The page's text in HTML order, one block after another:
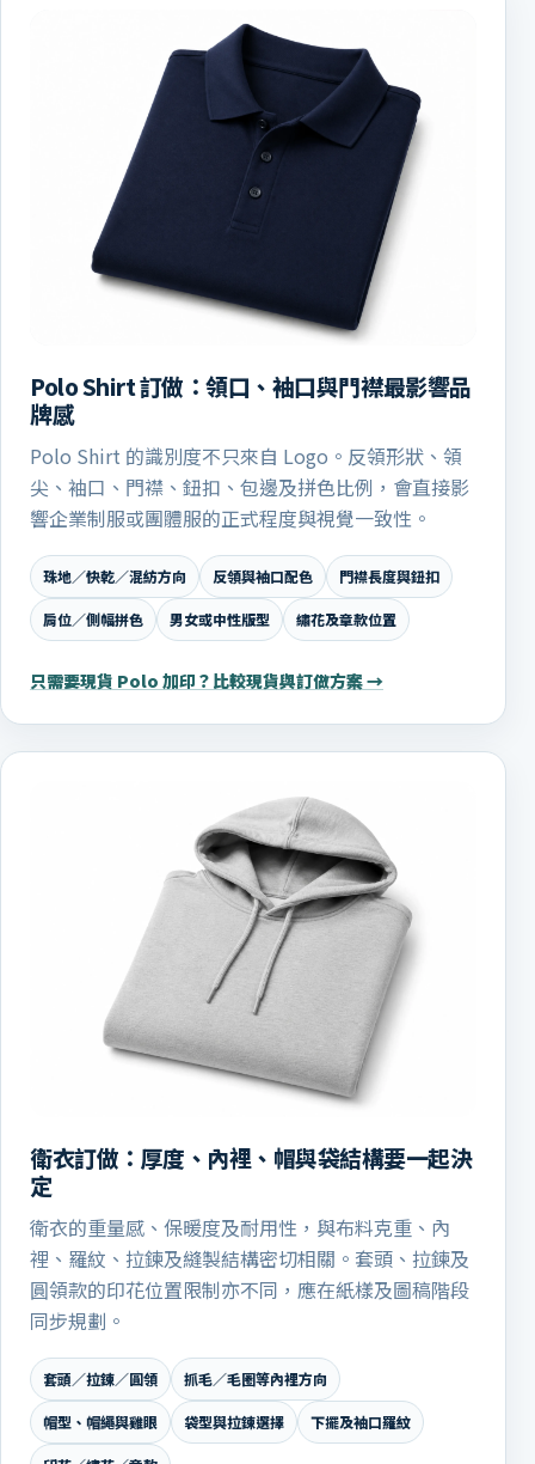
Polo Shirt 訂做：領口、袖口與門襟最影響品
牌感
Polo Shirt 的識別度不只來自 Logo。反領形狀、領
尖、袖口、門襟、鈕扣、包邊及拼色比例，會直接影
響企業制服或團體服的正式程度與視覺一致性。
珠地／快乾／混紡方向 反領與袖口配色 門襟長度與鈕扣
肩位／側幅拼色 男女或中性版型 繡花及章款位置
只需要現貨 Polo 加印？比較現貨與訂做方案 →
衛衣訂做：厚度、內裡、帽與袋結構要一起決
定
衛衣的重量感、保暖度及耐用性，與布料克重、內
裡、羅紋、拉鍊及縫製結構密切相關。套頭、拉鍊及
圓領款的印花位置限制亦不同，應在紙樣及圖稿階段
同步規劃。
套頭／拉鍊／圓領 抓毛／毛圈等內裡方向
帽型、帽繩與雞眼 袋型與拉鍊選擇 下擺及袖口羅紋